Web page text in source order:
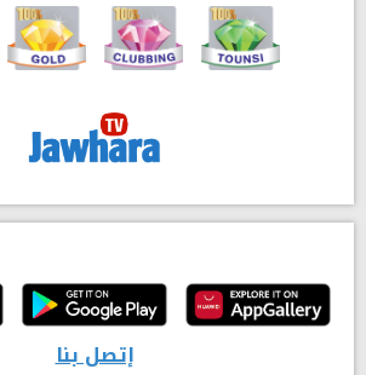
إتصل بنا